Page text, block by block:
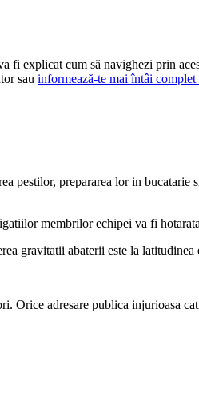
fi explicat cum să navighezi prin
sau informează-te mai întâi complet
pestilor, prepararea lor in bucatarie
membrilor echipei va fi
gravitatii abaterii este la
Orice adresare publica injurioasa